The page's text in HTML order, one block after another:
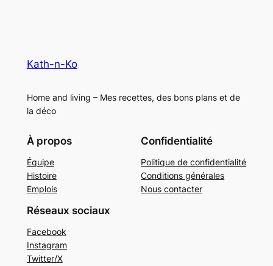
Kath-n-Ko
Home and living – Mes recettes, des bons plans et de
la déco
À propos
Équipe
Histoire
Emplois
Confidentialité
Politique de confidentialité
Conditions générales
Nous contacter
Réseaux sociaux
Facebook
Instagram
Twitter/X